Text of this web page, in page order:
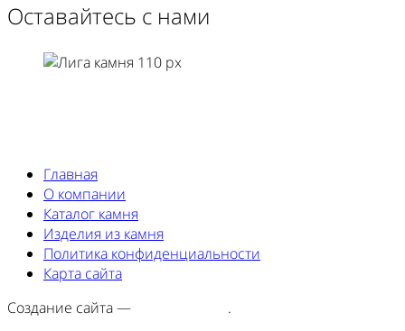
Оставайтесь с нами
Главная
О компании
Каталог камня
Изделия из камня
Политика конфиденциальности
Карта сайта
Создание сайта —
.